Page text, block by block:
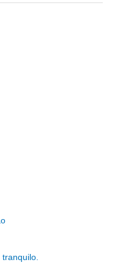
tranquilo.